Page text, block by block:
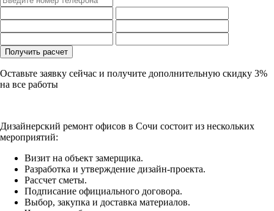
Оставьте заявку сейчас и получите дополнительную скидку 3%
на все работы
Дизайнерский ремонт офисов в Сочи состоит из нескольких
мероприятий:
Визит на объект замерщика.
Разработка и утверждение дизайн-проекта.
Рассчет сметы.
Подписание официального договора.
Выбор, закупка и доставка материалов.